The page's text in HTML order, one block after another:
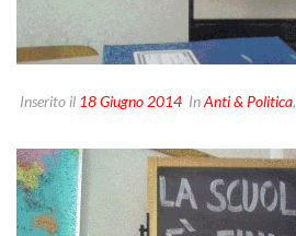
Inserito il 18 Giugno 2014 InAnti & Politica,